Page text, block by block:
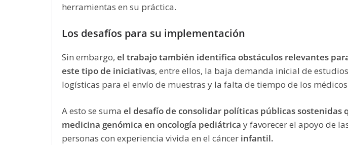
herramientas en su práctica.
Los desafíos para su implementación
Sin embargo, el trabajo también identifica obstáculos relevantes
este tipo de iniciativas, entre ellos, la baja demanda inicial de
logísticas para el envío de muestras y la falta de tiempo de los
A esto se suma el desafío de consolidar políticas públicas sostenidas
medicina genómica en oncología pediátrica y favorecer el apoyo de
personas con experiencia vivida en el cáncer infantil.